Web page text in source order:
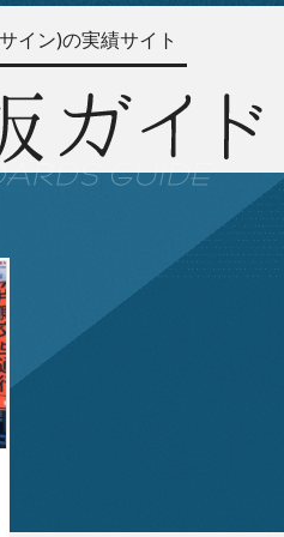
イン)の実績サイト